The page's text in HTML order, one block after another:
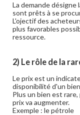
La demande
sont prêts à se
L'ojectif des
plus favorables
ressource.
2) Le rôle de la
Le prix est un
disponibilité d'un
Plus un bien est
prix va augmenter.
Exemple : le pétrole